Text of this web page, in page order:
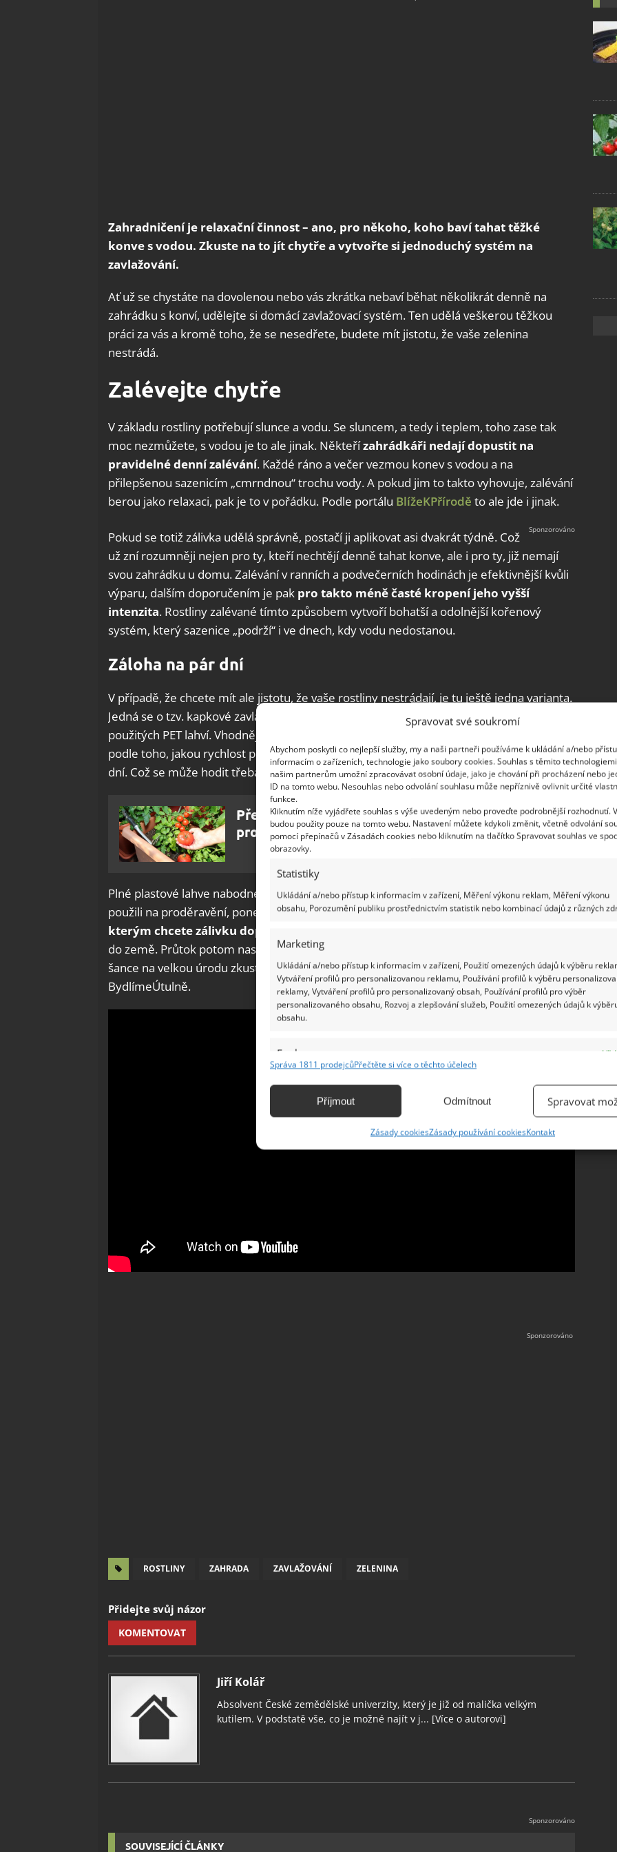
Spravovat své soukromí
Abychom poskytli co nejlepší služby, my a naši partneři používáme k ukládání a/nebo
informacím o zařízeních, technologie jako soubory cookies. Souhlas s těmito
našim partnerům umožní zpracovávat osobní údaje, jako je chování při procházení nebo
ID na tomto webu. Nesouhlas nebo odvolání souhlasu může nepříznivě ovlivnit určité
funkce.
Kliknutím níže vyjádřete souhlas s výše uvedeným nebo proveďte podrobnější rozhodnutí.
budou použity pouze na tomto webu. Nastavení můžete kdykoli změnit, včetně odvolání
pomocí přepínačů v Zásadách cookies nebo kliknutím na tlačítko Spravovat souhlas ve
obrazovky.
Statistiky
Ukládání a/nebo přístup k informacím v zařízení, Měření výkonu reklam, Měření výkonu
obsahu, Porozumění publiku prostřednictvím statistik nebo kombinací údajů z různých
Marketing
Ukládání a/nebo přístup k informacím v zařízení, Použití omezených údajů k výběru
Vytváření profilů pro personalizovanou reklamu, Používání profilů k výběru
reklamy, Vytváření profilů pro personalizovaný obsah, Používání profilů pro výběr
personalizovaného obsahu, Rozvoj a zlepšování služeb, Použití omezených údajů k
obsahu.
Funkce
Identifikace zařízení na základě automaticky přenášených informací.
základě aktivně vyžádaných informací.
Správa 1811 prodejcůPřečtěte si více o těchto účelech
Příjmout Odmítnout Spravovat
Zásady cookiesZásady používání cookiesKontakt
Zahradničení je relaxační činnost – ano, pro někoho, koho baví tahat těžké
konve s vodou. Zkuste na to jít chytře a vytvořte si jednoduchý systém na
zavlažování.
Ať už se chystáte na dovolenou nebo vás zkrátka nebaví běhat několikrát denně na
zahrádku s konví, udělejte si domácí zavlažovací systém. Ten udělá veškerou těžkou
práci za vás a kromě toho, že se nesedřete, budete mít jistotu, že vaše zelenina
nestrádá.
Zalévejte chytře
V základu rostliny potřebují slunce a vodu. Se sluncem, a tedy i teplem, toho zase tak
moc nezmůžete, s vodou je to ale jinak. Někteřízahrádkáři nedají dopustit na
pravidelné denní zalévání. Každé ráno a večer vezmou konev s vodou a na
přilepšenou sazenicím „cmrndnou“ trochu vody. A pokud jim to takto vyhovuje, zalévání
berou jako relaxaci, pak je to v pořádku. Podle portálu BlížeKPřírodě to ale jde i jinak.
Pokud se totiž zálivka udělá správně, postačí ji aplikovat asi dvakrát týdně. Což
už zní rozumněji nejen pro ty, kteří nechtějí denně tahat konve, ale i pro ty, již nemají
svou zahrádku u domu. Zalévání v ranních a podvečerních hodinách je efektivnější kvůli
výparu, dalším doporučením je pak pro takto méně časté kropení jeho vyšší
intenzita. Rostliny zalévané tímto způsobem vytvoří bohatší a odolnější kořenový
systém, který sazenice „podrží“ i ve dnech, kdy vodu nedostanou.
Záloha na pár dní
V případě, že chcete mít ale jistotu, že vaše rostliny nestrádají, je tu ještě jedna varianta.
Jedná se o tzv. kapkové zavlažování a připravit si jej podle webuCpykamimůžete i z
použitých PET lahví. Vhodnější jsou na to
podle toho, jakou rychlost průtoku nastavíte, vydrží rostlinám dodávat vodu i několik
dní. Což se může hodit třeba i v čase dovolených. A jak na to?
Přerostlé sazenice rajčat už nebudou nikdy
problém. Řez jim dodá potřebnou sílu
Plné plastové lahve nabodnete ve spodní části například jehlou. „Nástroj“, který jste
použili na proděravění, ponechte trčet z lahve ven a jehokonec ustavte blízko rostlin,
kterým chcete zálivku dopřát
do země. Průtok potom nastavíte tím, jak pevně utáhnete víčko lahve. A pro navýšení
šance na velkou úrodu zkuste
přírodní hnojiva pro rajčata, která jsme doporučili na
BydlímeÚtulně.
ROSTLINY ZAHRADA ZAVLAŽOVÁNÍ ZELENINA
Přidejte svůj názor
KOMENTOVAT
Jiří Kolář
Absolvent České zemědělské univerzity, který je již od malička velkým
kutilem. V podstatě vše, co je možné najít v j... [Více o autorovi]
SOUVISEJÍCÍ ČLÁNKY